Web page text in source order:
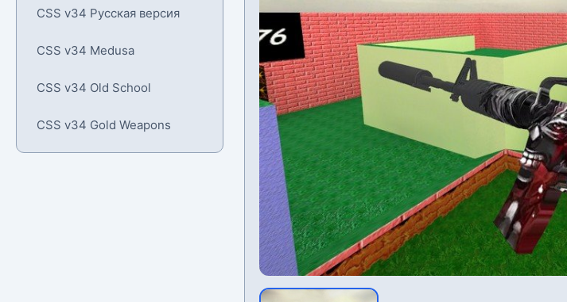
CSS v34 Русская версия
CSS v34 Medusa
CSS v34 Old School
CSS v34 Gold Weapons